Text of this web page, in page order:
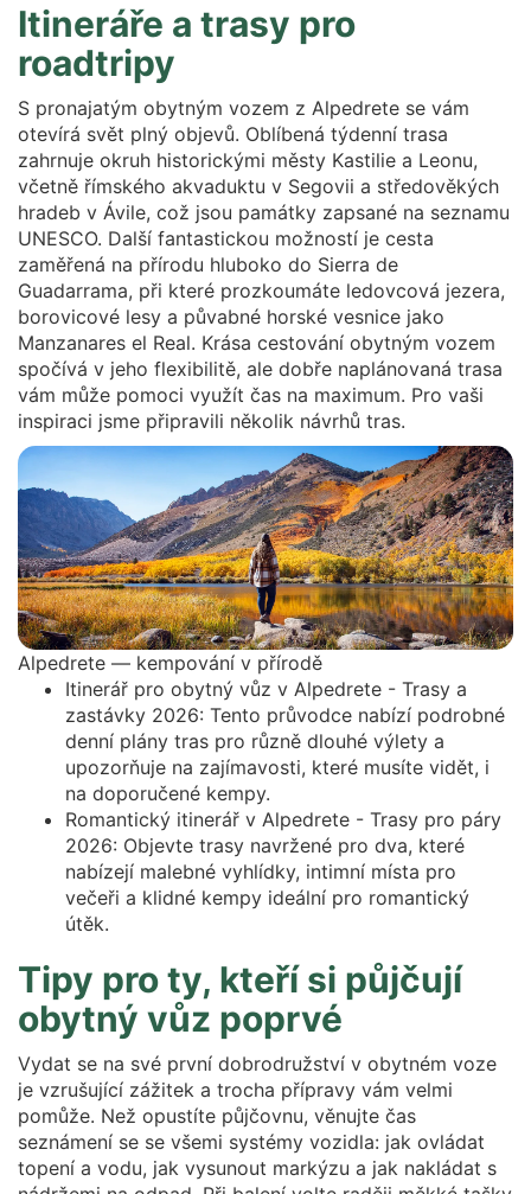
Itineráře a trasy pro
roadtripy
S pronajatým obytným vozem z Alpedrete se vám
otevírá svět plný objevů. Oblíbená týdenní trasa
zahrnuje okruh historickými městy Kastilie a Leonu,
včetně římského akvaduktu v Segovii a středověkých
hradeb v Ávile, což jsou památky zapsané na seznamu
UNESCO. Další fantastickou možností je cesta
zaměřená na přírodu hluboko do Sierra de
Guadarrama, při které prozkoumáte ledovcová jezera,
borovicové lesy a půvabné horské vesnice jako
Manzanares el Real. Krása cestování obytným vozem
spočívá v jeho flexibilitě, ale dobře naplánovaná trasa
vám může pomoci využít čas na maximum. Pro vaši
inspiraci jsme připravili několik návrhů tras.
Alpedrete — kempování v přírodě
Itinerář pro obytný vůz v Alpedrete - Trasy a
zastávky 2026: Tento průvodce nabízí podrobné
denní plány tras pro různě dlouhé výlety a
upozorňuje na zajímavosti, které musíte vidět, i
na doporučené kempy.
Romantický itinerář v Alpedrete - Trasy pro páry
2026: Objevte trasy navržené pro dva, které
nabízejí malebné vyhlídky, intimní místa pro
večeři a klidné kempy ideální pro romantický
útěk.
Tipy pro ty, kteří si půjčují
obytný vůz poprvé
Vydat se na své první dobrodružství v obytném voze
je vzrušující zážitek a trocha přípravy vám velmi
pomůže. Než opustíte půjčovnu, věnujte čas
seznámení se se všemi systémy vozidla: jak ovládat
topení a vodu, jak vysunout markýzu a jak nakládat s